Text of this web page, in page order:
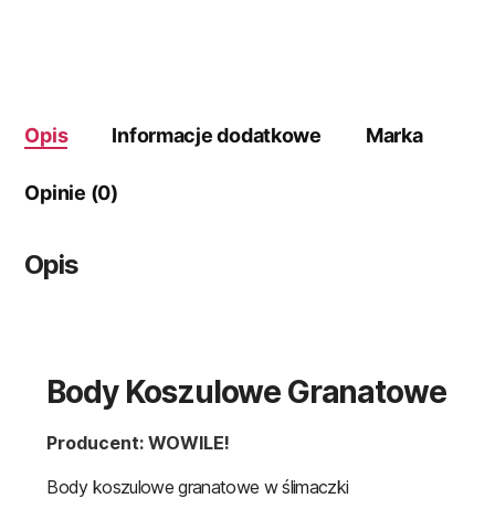
Opis Informacje dodatkowe Marka
Opinie (0)
Opis
Body Koszulowe Granatowe
Producent: WOWILE!
Body koszulowe granatowe w ślimaczki